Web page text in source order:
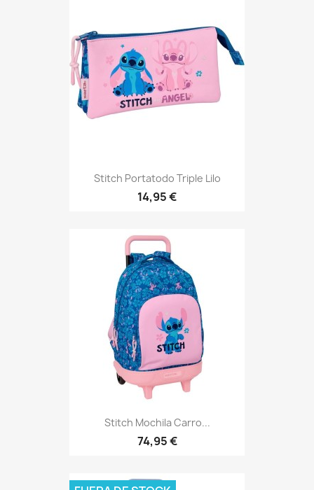
Stitch Portatodo Triple Lilo
14,95 €
Stitch Mochila Carro...
74,95 €